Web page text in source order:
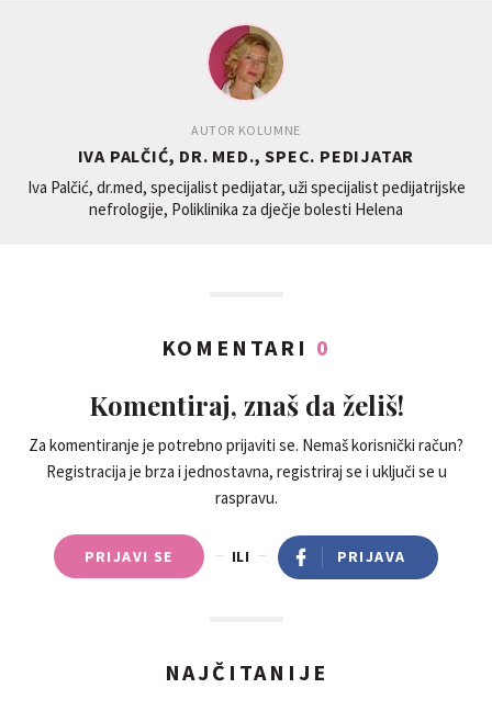
AUTOR KOLUMNE
IVA PALČIĆ, DR. MED., SPEC. PEDIJATAR
Iva Palčić, dr.med, specijalist pedijatar, uži specijalist pedijatrijske
nefrologije, Poliklinika za dječje bolesti Helena
KOMENTARI 0
Komentiraj, znaš da želiš!
Za komentiranje je potrebno prijaviti se. Nemaš korisnički račun?
Registracija je brza i jednostavna, registriraj se i uključi se u
raspravu.
PRIJAVI SE ILI PRIJAVA
NAJČITANIJE